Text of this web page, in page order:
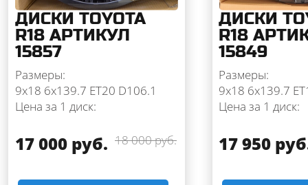
ДИСКИ TOYOTA
R18 АРТИКУЛ
15857
Размеры:
9x18 6x139.7 ET20 D106.1
Цена за 1 диск:
17 000 руб. 18 000 руб.
ДИСКИ
R18
15849
Размеры:
9x18 6x139.7
Цена за 1 диск:
17 950